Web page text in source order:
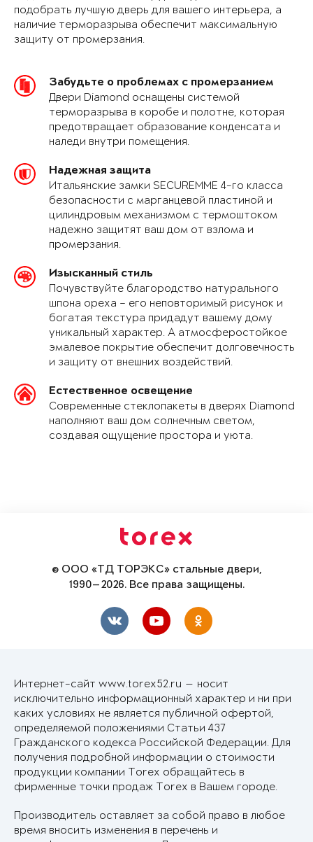
подобрать лучшую дверь для вашего интерьера, а
наличие терморазрыва обеспечит максимальную
защиту от промерзания.
Забудьте о проблемах с промерзанием
Двери Diamond оснащены системой
терморазрыва в коробе и полотне, которая
предотвращает образование конденсата и
наледи внутри помещения.
Надежная защита
Итальянские замки SECUREMME 4-го класса
безопасности с марганцевой пластиной и
цилиндровым механизмом с термоштоком
надежно защитят ваш дом от взлома и
промерзания.
Изысканный стиль
Почувствуйте благородство натурального
шпона ореха – его неповторимый рисунок и
богатая текстура придадут вашему дому
уникальный характер. А атмосферостойкое
эмалевое покрытие обеспечит долговечность
и защиту от внешних воздействий.
Естественное освещение
Современные стеклопакеты в дверях Diamond
наполняют ваш дом солнечным светом,
создавая ощущение простора и уюта.
© ООО «ТД ТОРЭКС» стальные двери,
1990—2026. Все права защищены.
Интернет-сайт www.torex52.ru — носит
исключительно информационный характер и ни при
каких условиях не является публичной офертой,
определяемой положениями Статьи 437
Гражданского кодекса Российской Федерации. Для
получения подробной информации о стоимости
продукции компании Torex обращайтесь в
фирменные точки продаж Torex в Вашем городе.
Производитель оставляет за собой право в любое
время вносить изменения в перечень и